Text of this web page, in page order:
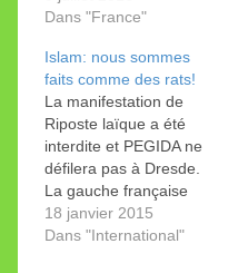
l’islam pour son
discriminatoire et qui
critique les croyants
mettant en œuvre cet
islam dans nos
sociétés. Interview,
2ème parution
Dans "France"
Islam: nous sommes
faits comme des rats!
La manifestation de
Riposte laïque a été
interdite et PEGIDA ne
défilera pas à Dresde.
La gauche française
reprend ses vieilles
habitudes, alors que les
18 janvier 2015
Dans "International"